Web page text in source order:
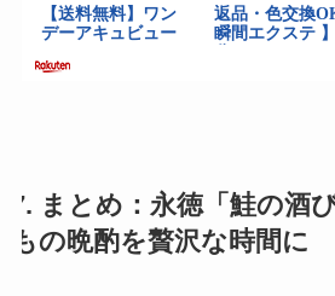
7. まとめ：永徳「鮭の酒
もの晩酌を贅沢な時間に